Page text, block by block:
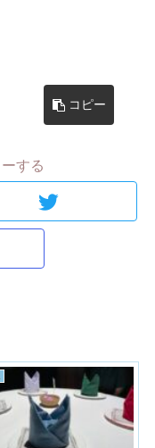
コピー
する